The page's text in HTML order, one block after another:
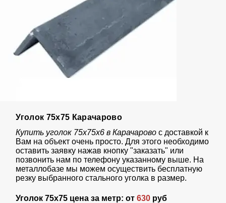
Уголок 75х75 Карачарово
Купить уголок 75х75х6 в Карачаровос доставкой к
Вам на объект очень просто. Для этого необходимо
оставить заявку нажав кнопку "заказать" или
позвонить нам по телефону указанному выше. На
металлобазе мы можем осуществить бесплатную
резку выбранного стального уголка в размер.
Уголок 75х75 цена за метр: от630 руб